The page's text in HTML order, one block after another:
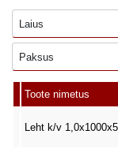
Laius
Paksus
Toote nimetus
Leht k/v